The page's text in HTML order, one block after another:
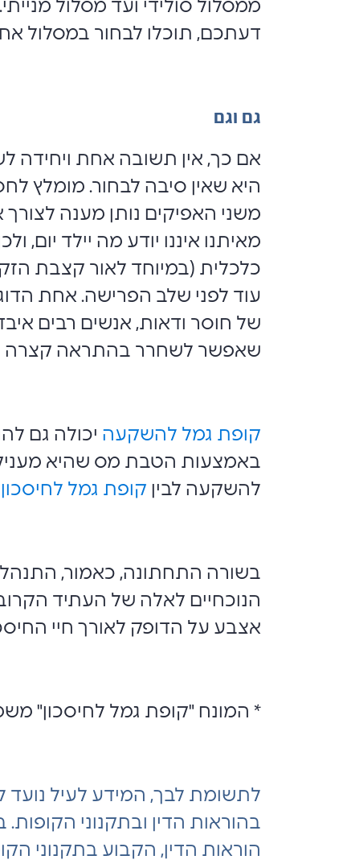
ממסלול סולידי ועד מסלול
דעתכם, תוכלו לבחור במסלול
גם וגם
אם כך, אין תשובה אחת ויחידה
היא שאין סיבה לבחור. מומלץ
משני האפיקים נותן מענה
מאיתנו איננו יודע מה יילד יום,
כלכלית (במיוחד לאור קצבת
עוד לפני שלב הפרישה. אחת
של חוסר ודאות, אנשים רבים
שאפשר לשחרר בהתראה קצרה
קופת גמל להשקעה יכולה גם
להשקעה לבין קופת גמל לחיסכון
בשורה התחתונה, כאמור,
הנוכחיים לאלה של העתיד
אצבע על הדופק לאורך חיי
* המונח "קופת גמל לחיסכון"
לתשומת לבך, המידע לעיל נועד
בהוראות הדין ובתקנוני
הוראות הדין, הקבוע בתקנוני